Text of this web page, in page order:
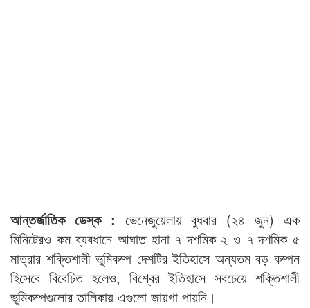
আন্তর্জাতিক ডেস্ক : ভেনেজুয়েলায় বুধবার (২৪ জুন) এক
মিনিটেরও কম ব্যবধানে আঘাত হানা ৭ দশমিক ২ ও ৭ দশমিক ৫
মাত্রার শক্তিশালী ভূমিকম্প দেশটির ইতিহাসে অন্যতম বড় কম্পন
হিসেবে বিবেচিত হলেও, বিশ্বের ইতিহাসে সবচেয়ে শক্তিশালী
ভূমিকম্পগুলোর তালিকায় এগুলো জায়গা পায়নি।